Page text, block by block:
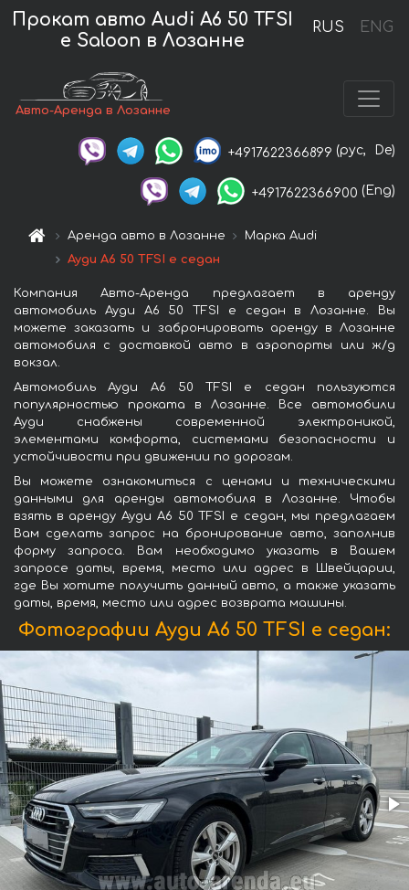
RUS ENG
Прокат авто Audi A6 50 TFSI
e Saloon в Лозанне
Авто-Аренда в Лозанне
+4917622366899 (рус, De)
+4917622366900 (Eng)
Аренда авто в Лозанне
Марка Audi
Ауди A6 50 TFSI e седан
Компания Авто-Аренда предлагает в аренду
автомобиль Ауди A6 50 TFSI e седан в Лозанне. Вы
можете заказать и забронировать аренду в Лозанне
автомобиля с доставкой авто в аэропорты или ж/д
вокзал.
Автомобиль Ауди A6 50 TFSI e седан пользуются
популярностью проката в Лозанне. Все автомобили
Ауди снабжены современной электроникой,
элементами комфорта, системами безопасности и
устойчивости при движении по дорогам.
Вы можете ознакомиться с ценами и техническими
данными для аренды автомобиля в Лозанне. Чтобы
взять в аренду Ауди A6 50 TFSI e седан, мы предлагаем
Вам сделать запрос на бронирование авто, заполнив
форму запроса. Вам необходимо указать в Вашем
запросе даты, время, место или адрес в Швейцарии,
где Вы хотите получить данный авто, а также указать
даты, время, место или адрес возврата машины.
Фотографии Ауди A6 50 TFSI e седан: